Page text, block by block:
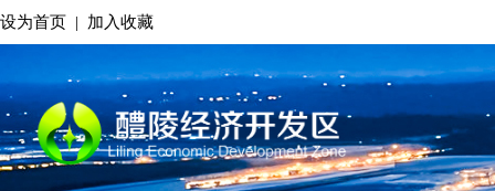
设为首页 | 加入收藏